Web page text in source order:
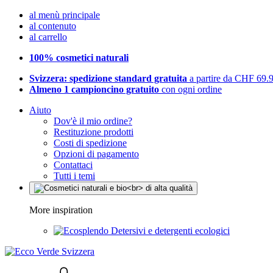
al menù principale
al contenuto
al carrello
100% cosmetici naturali
Svizzera: spedizione standard gratuita a partire da CHF
Almeno 1 campioncino gratuito con ogni ordine
Aiuto
Dov'è il mio ordine?
Restituzione prodotti
Costi di spedizione
Opzioni di pagamento
Contattaci
Tutti i temi
More inspiration
Detersivi e detergenti ecologici